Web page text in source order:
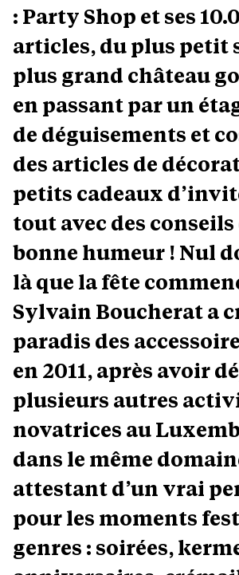
: Party Shop et ses
articles, du plus petit
plus grand château
en passant par un
de déguisements et
des articles de
petits cadeaux
tout avec des conseils
bonne humeur ! Nul
là que la fête
Sylvain Boucherat a
paradis des
en 2011, après avoir
plusieurs autres
novatrices au
dans le même
attestant d’un vrai
pour les moments
genres : soirées,